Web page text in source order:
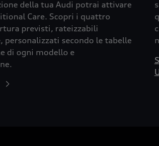
della tua Audi potrai attivare
Care. Scopri i quattro
previsti, rateizzabili
personalizzati secondo le tabelle
di ogni modello e